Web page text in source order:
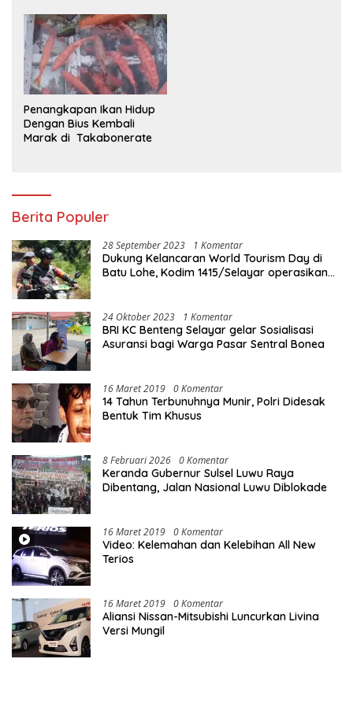
Penangkapan Ikan Hidup
Dengan Bius Kembali
Marak di Takabonerate
Berita Populer
28 September 2023 1 Komentar
Dukung Kelancaran World Tourism Day di
Batu Lohe, Kodim 1415/Selayar operasikan
24 Oktober 2023 1 Komentar
BRI KC Benteng Selayar gelar Sosialisasi
Asuransi bagi Warga Pasar Sentral Bonea
16 Maret 2019 0 Komentar
14 Tahun Terbunuhnya Munir, Polri Didesak
Bentuk Tim Khusus
8 Februari 2026 0 Komentar
Keranda Gubernur Sulsel Luwu Raya
Dibentang, Jalan Nasional Luwu Diblokade
16 Maret 2019 0 Komentar
Video: Kelemahan dan Kelebihan All New
Terios
16 Maret 2019 0 Komentar
Aliansi Nissan-Mitsubishi Luncurkan Livina
Versi Mungil